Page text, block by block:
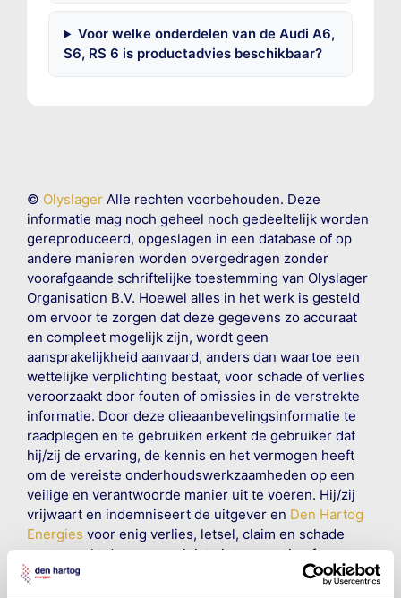
Voor welke onderdelen van de Audi A6,
S6, RS 6 is productadvies beschikbaar?
© OlyslagerAlle rechten voorbehouden. Deze
informatie mag noch geheel noch gedeeltelijk worden
gereproduceerd, opgeslagen in een database of op
andere manieren worden overgedragen zonder
voorafgaande schriftelijke toestemming van Olyslager
Organisation B.V. Hoewel alles in het werk is gesteld
om ervoor te zorgen dat deze gegevens zo accuraat
en compleet mogelijk zijn, wordt geen
aansprakelijkheid aanvaard, anders dan waartoe een
wettelijke verplichting bestaat, voor schade of verlies
veroorzaakt door fouten of omissies in de verstrekte
informatie. Door deze olieaanbevelingsinformatie te
raadplegen en te gebruiken erkent de gebruiker dat
hij/zij de ervaring, de kennis en het vermogen heeft
om de vereiste onderhoudswerkzaamheden op een
veilige en verantwoorde manier uit te voeren. Hij/zij
vrijwaart en indemniseert de uitgever en Den Hartog
Energies voor enig verlies, letsel, claim en schade
veroorzaakt door een onjuiste interpretatie of een
onjuist gebruik van de gepubliceerde gegevens.